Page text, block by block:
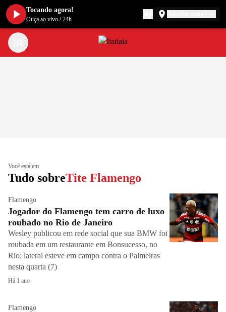
Você está em
Tudo sobreTite Flamengo
Flamengo
Jogador do Flamengo tem carro de luxo
roubado no Rio de Janeiro
Wesley publicou em rede social que sua BMW foi
roubada em um restaurante em Bonsucesso, no
Rio; lateral esteve em campo contra o Palmeiras
nesta quarta (7)
Há 1 ano
Flamengo
Tocando agora!
Ouça ao vivo /24h